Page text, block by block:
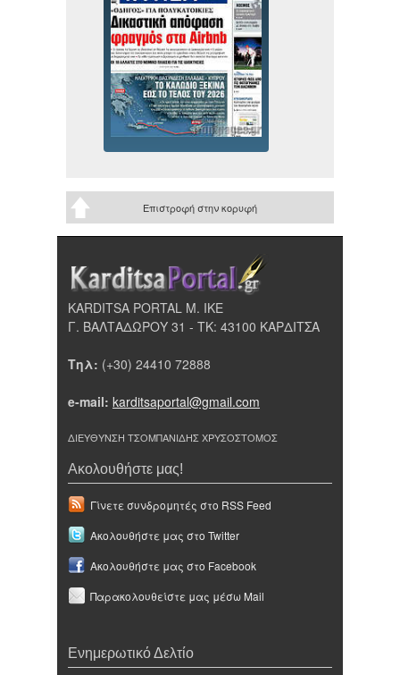
Επιστροφή στην κορυφή
KARDITSA PORTAL Μ. ΙΚΕ
Γ. ΒΑΛΤΑΔΩΡΟΥ 31 - ΤΚ: 43100 ΚΑΡΔΙΤΣΑ
Τηλ: (+30) 24410 72888
e-mail: karditsaportal@gmail.com
ΔΙΕΥΘΥΝΣΗ ΤΣΟΜΠΑΝΙΔΗΣ ΧΡΥΣΟΣΤΟΜΟΣ
Ακολουθήστε μας!
Γίνετε συνδρομητές στο RSS Feed
Ακολουθήστε μας στο Twitter
Ακολουθήστε μας στο Facebook
Παρακολουθείστε μας μέσω Mail
Ενημερωτικό Δελτίο